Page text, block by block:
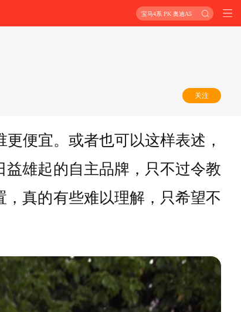
宝马4系 PK 奥迪A5
关注
便宜。或者也可以这样表述，
雄起的自主品牌，只不过令教
真的有些难以理解，只希望不